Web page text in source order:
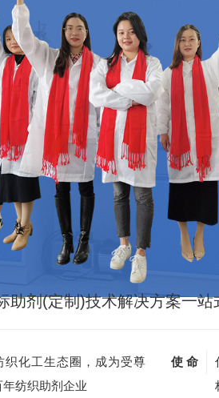
助剂(定制)技术解决方案一站
织化工生态圈，成为受尊
年纺织助剂企业
使 命